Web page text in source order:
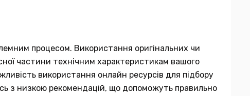
процесом. Використання оригінальних чи
частини технічним характеристикам вашого
використання онлайн ресурсів для підбору
з низкою рекомендацій, що допоможуть правильно